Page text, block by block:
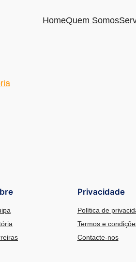
HomeQuem Somos
Privacidade
Política de
Termos e
Contacte-nos